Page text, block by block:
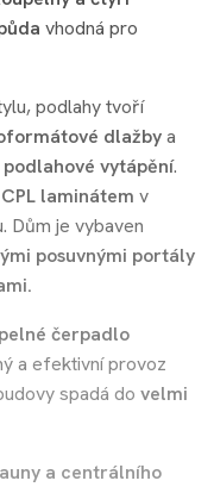
vhodná pro
podlahy tvoří
dlažbya
podlahové vytápění.
laminátem v
Dům je vybaven
posuvnými portály
čerpadlo
a efektivní provoz
spadá do velmi
a centrálního